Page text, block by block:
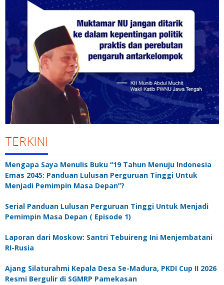
TERKINI
Mengapa Saya Menulis Buku “19 Tahun Menuju Indonesia
Emas 2045: Panduan Lulusan Perguruan Tinggi Untuk
Menjadi Pemimpin Masa Depan”?
Serial Panduan Lulusan Perguruan Tinggi Untuk Menjadi
Pemimpin Masa Depan ( Episode 1)
Laporan dari Moskow: Santri Tebuireng Ini Menjembatani
RI-Rusia
Ajang Silaturahmi Kepala Desa Se-Madura, PKDI Cup II 2026
Resmi Bergulir di SGMRP Pamekasan